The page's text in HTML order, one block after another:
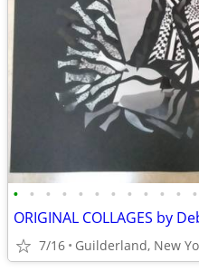
• • • • • • • • • • • •
ORIGINAL COLLAGES by
7/16 Guilderland, New